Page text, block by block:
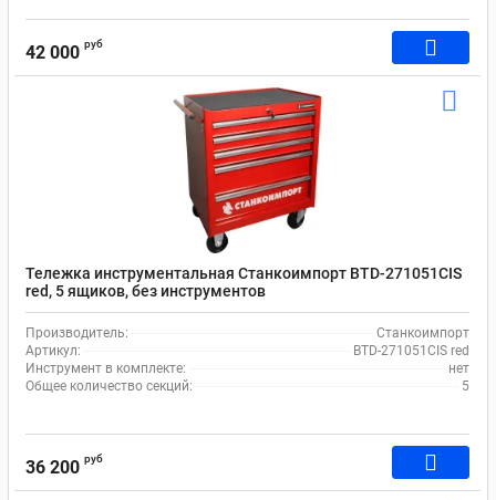
42 000 руб
Тележка инструментальная Станкоимпорт BTD-271051CIS
red, 5 ящиков, без инструментов
Производитель:
Станкоимпорт
Артикул:
BTD-271051CIS red
Инструмент в комплекте:
нет
Общее количество секций:
5
36 200 руб